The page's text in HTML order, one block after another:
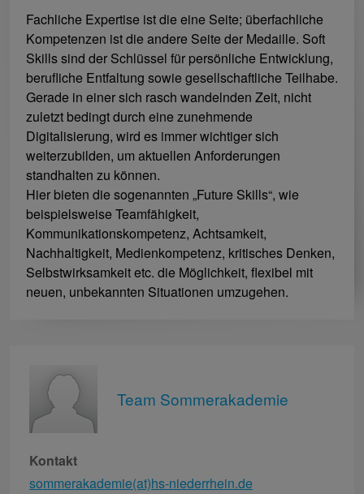
Fachliche Expertise ist die eine Seite; überfachliche
Kompetenzen ist die andere Seite der Medaille. Soft
Skills sind der Schlüssel für persönliche Entwicklung,
berufliche Entfaltung sowie gesellschaftliche Teilhabe.
Gerade in einer sich rasch wandelnden Zeit, nicht
zuletzt bedingt durch eine zunehmende
Digitalisierung, wird es immer wichtiger sich
weiterzubilden, um aktuellen Anforderungen
standhalten zu können.
Hier bieten die sogenannten „Future Skills“, wie
beispielsweise Teamfähigkeit,
Kommunikationskompetenz, Achtsamkeit,
Nachhaltigkeit, Medienkompetenz, kritisches Denken,
Selbstwirksamkeit etc. die Möglichkeit, flexibel mit
neuen, unbekannten Situationen umzugehen.
Team Sommerakademie
Kontakt
sommerakademie(at)hs-niederrhein.de